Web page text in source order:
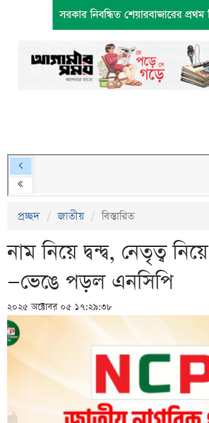
প্রচ্ছদ জাতীয় বিস্তারিত
নাম নিয়ে দ্বন্দ্ব, নেতৃত্ব
—ভেঙে পড়ল এনসিপি
২০২৫ অক্টোবর ০৫ ১৭:২৯:৩৮